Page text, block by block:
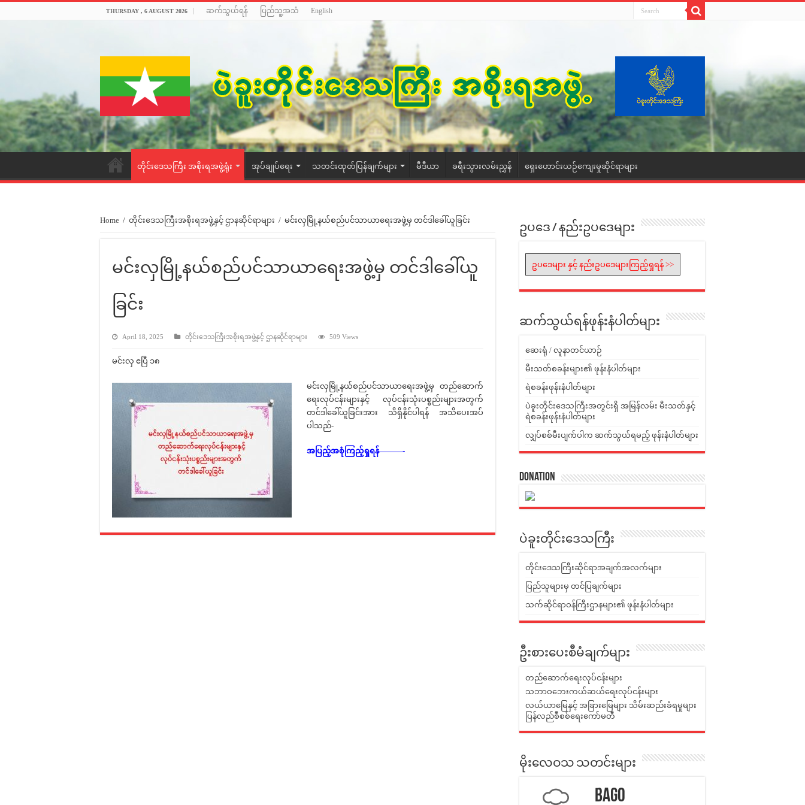
THURSDAY , 6 AUGUST 2026 ဆက်သွယ်ရန် ပြည်သူ့အသံ English
တိုင်းဒေသကြီး အစိုးရအဖွဲ့ရုံး အုပ်ချုပ်ရေး သတင်းထုတ်ပြန်ချက်များ မီဒီယာ ခရီးသွားလမ်းညွှန် ရှေးဟောင်းယဉ်ကျေးမှုဆိုင်ရာများ
Home / တိုင်းဒေသကြီးအစိုးရအဖွဲ့နှင့် ဌာနဆိုင်ရာများ / မင်းလှမြို့နယ်စည်ပင်သာယာရေးအဖွဲ့မှ တင်ဒါခေါ်ယူခြင်း
မင်းလှမြို့နယ်စည်ပင်သာယာရေးအဖွဲ့မှ တင်ဒါခေါ်ယူ
ခြင်း
April 18, 2025 တိုင်းဒေသကြီးအစိုးရအဖွဲ့နှင့် ဌာနဆိုင်ရာများ 509 Views
မင်းလှ ဧပြီ ၁၈
မင်းလှမြို့နယ်စည်ပင်သာယာရေးအဖွဲ့မှ တည်ဆောက်
ရေးလုပ်ငန်းများနှင့် လုပ်ငန်းသုံးပစ္စည်းများအတွက်
တင်ဒါခေါ်ယူခြင်းအား သိရှိနိုင်ပါရန် အသိပေးအပ်
ပါသည်-
အပြည့်အစုံကြည့်ရှုရန်———-
ဥပဒေ / နည်းဥပဒေများ
ဥပဒေများ နှင့် နည်းဥပဒေများကြည့်ရှုရန် >>
ဆက်သွယ်ရန်ဖုန်းနံပါတ်များ
ဆေးရုံ / လူနာတင်ယာဉ်
မီးသတ်စခန်းများ၏ ဖုန်းနံပါတ်များ
ရဲစခန်းဖုန်းနံပါတ်များ
ပဲခူးတိုင်းဒေသကြီးအတွင်းရှိ အမြန်လမ်း မီးသတ်နှင့်
ရဲစခန်းဖုန်းနံပါတ်များ
လျှပ်စစ်မီးပျက်ပါက ဆက်သွယ်ရမည့် ဖုန်းနံပါတ်များ
Donation
ပဲခူးတိုင်းဒေသကြီး
တိုင်းဒေသကြီးဆိုင်ရာအချက်အလက်များ
ပြည်သူများမှ တင်ပြချက်များ
သက်ဆိုင်ရာဝန်ကြီးဌာနများ၏ ဖုန်းနံပါတ်များ
ဦးစားပေးစီမံချက်များ
တည်ဆောက်ရေးလုပ်ငန်းများ
သဘာဝဘေးကယ်ဆယ်ရေးလုပ်ငန်းများ
လယ်ယာမြေနှင့် အခြားမြေများ သိမ်းဆည်းခံရမှုများ
ပြန်လည်စီစစ်ရေးကော်မတီ
မိုးလေဝသ သတင်းများ
Bago